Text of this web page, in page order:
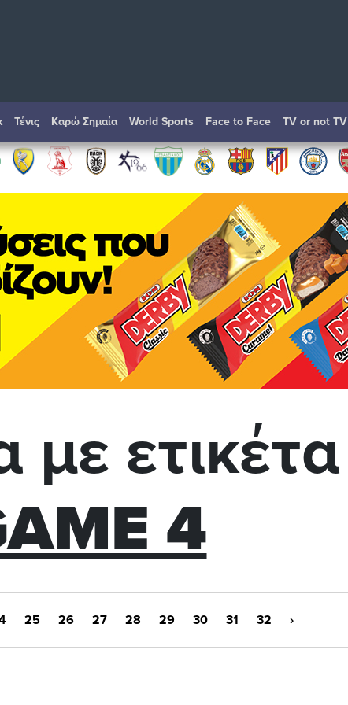
Τένις Καρώ Σημαία World Sports Face to Face TV or not TV
ετικέτα
4
25 26 27 28 29 30 31 32 ›